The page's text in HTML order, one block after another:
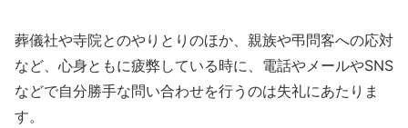
葬儀社や寺院とのやりとりのほか、親族や弔問客への応対
など、心身ともに疲弊している時に、電話やメールやSNS
などで自分勝手な問い合わせを行うのは失礼にあたりま
す。